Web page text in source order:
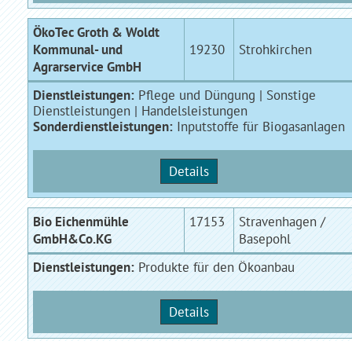
ÖkoTec Groth & Woldt
Kommunal- und
Agrarservice GmbH
19230 Strohkirchen
Dienstleistungen: Pflege und Düngung | Sonstige
Dienstleistungen | Handelsleistungen
Sonderdienstleistungen: Inputstoffe für Biogasanlagen
Details
Bio Eichenmühle
GmbH&Co.KG
17153
Stravenhagen /
Basepohl
Dienstleistungen: Produkte für den Ökoanbau
Details